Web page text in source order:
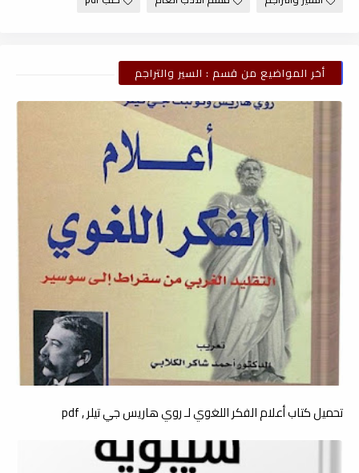
أخر المواضيع من قسم : السير والتراجم
تحميل كتاب أعلام الفكر اللغوي لـ روي هاريس جي تيلر , pdf